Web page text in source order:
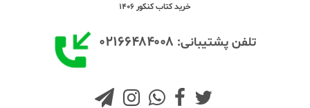
خرید کتاب کنکور 1406
تلفن پشتیبانی: ۰۲۱۶۶۴۸۴۰۰۸